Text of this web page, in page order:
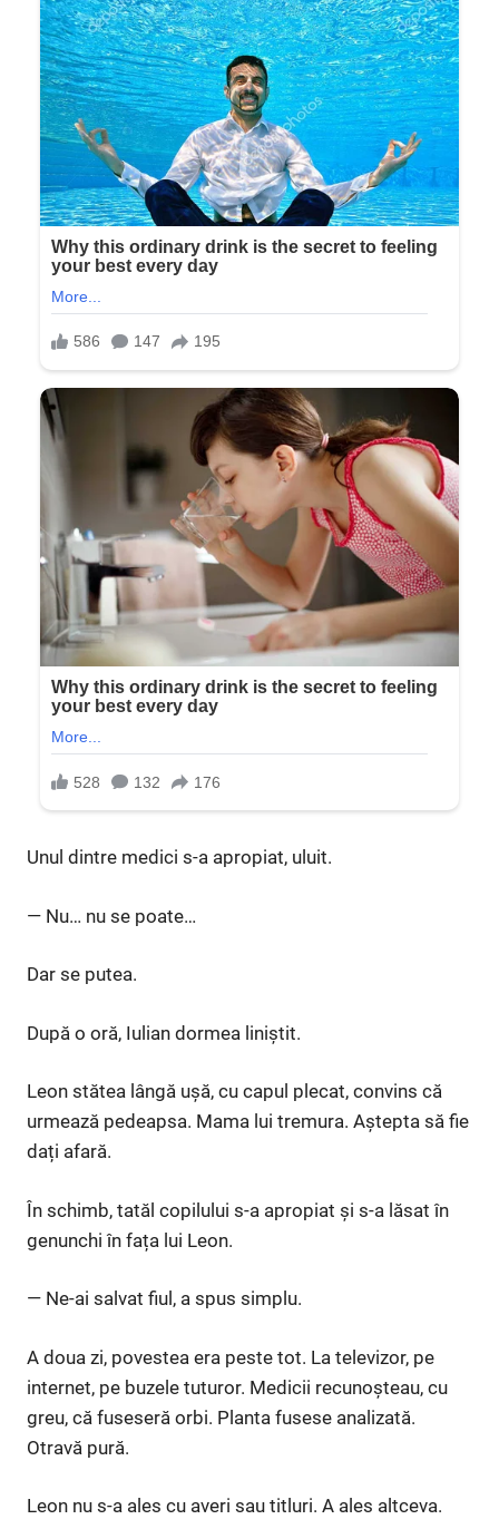
Unul dintre medici s-a apropiat, uluit.
— Nu… nu se poate…
Dar se putea.
După o oră, Iulian dormea liniștit.
Leon stătea lângă ușă, cu capul plecat, convins că
urmează pedeapsa. Mama lui tremura. Aștepta să fie
dați afară.
În schimb, tatăl copilului s-a apropiat și s-a lăsat în
genunchi în fața lui Leon.
— Ne-ai salvat fiul, a spus simplu.
A doua zi, povestea era peste tot. La televizor, pe
internet, pe buzele tuturor. Medicii recunoșteau, cu
greu, că fuseseră orbi. Planta fusese analizată.
Otravă pură.
Leon nu s-a ales cu averi sau titluri. A ales altceva.